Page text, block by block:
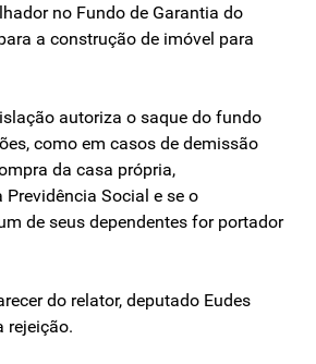
no Fundo de Garantia do
a construção de imóvel para
autoriza o saque do fundo
como em casos de demissão
da casa própria,
Social e se o
de seus dependentes for portador
do relator, deputado Eudes
rejeição.